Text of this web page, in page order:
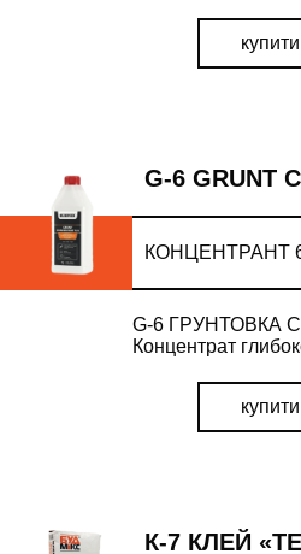
купити
G-6 GRUNT
КОНЦЕНТРАНТ
G-6 ГРУНТОВКА
Концентрат
купити
К-7 КЛЕЙ